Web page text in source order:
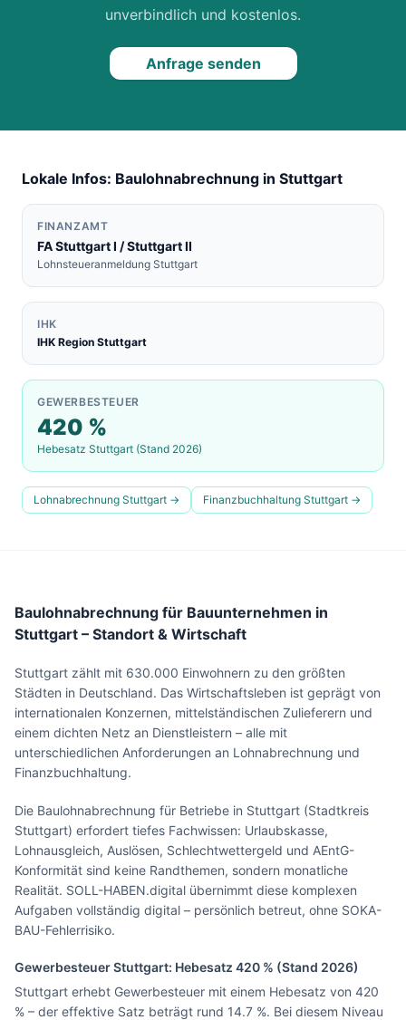
unverbindlich und kostenlos.
Anfrage senden
Lokale Infos: Baulohnabrechnung in Stuttgart
FINANZAMT
FAStuttgart I / Stuttgart II
Lohnsteueranmeldung Stuttgart
IHK
IHK Region Stuttgart
GEWERBESTEUER
420 %
Hebesatz Stuttgart (Stand 2026)
Lohnabrechnung Stuttgart → Finanzbuchhaltung Stuttgart →
Baulohnabrechnung für Bauunternehmen in
Stuttgart – Standort & Wirtschaft
Stuttgart zählt mit 630.000 Einwohnern zu den größten
Städten in Deutschland. Das Wirtschaftsleben ist geprägt von
internationalen Konzernen, mittelständischen Zulieferern und
einem dichten Netz an Dienstleistern – alle mit
unterschiedlichen Anforderungen an Lohnabrechnung und
Finanzbuchhaltung.
Die Baulohnabrechnung für Betriebe in Stuttgart (Stadtkreis
Stuttgart) erfordert tiefes Fachwissen: Urlaubskasse,
Lohnausgleich, Auslösen, Schlechtwettergeld und AEntG-
Konformität sind keine Randthemen, sondern monatliche
Realität. SOLL-HABEN.digital übernimmt diese komplexen
Aufgaben vollständig digital – persönlich betreut, ohne SOKA-
BAU-Fehlerrisiko.
GewerbesteuerStuttgart: Hebesatz 420 % (Stand 2026)
Stuttgart erhebt Gewerbesteuer mit einem Hebesatz von 420
% – der effektive Satz beträgt rund 14.7 %. Bei diesem Niveau